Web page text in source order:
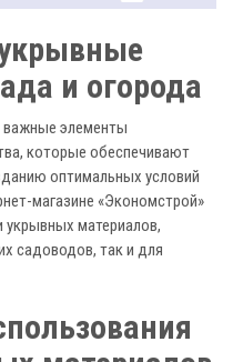
и огорода
важные элементы
которые обеспечивают
оптимальных условий
магазине «Экономстрой»
материалов,
садоводов, так и для